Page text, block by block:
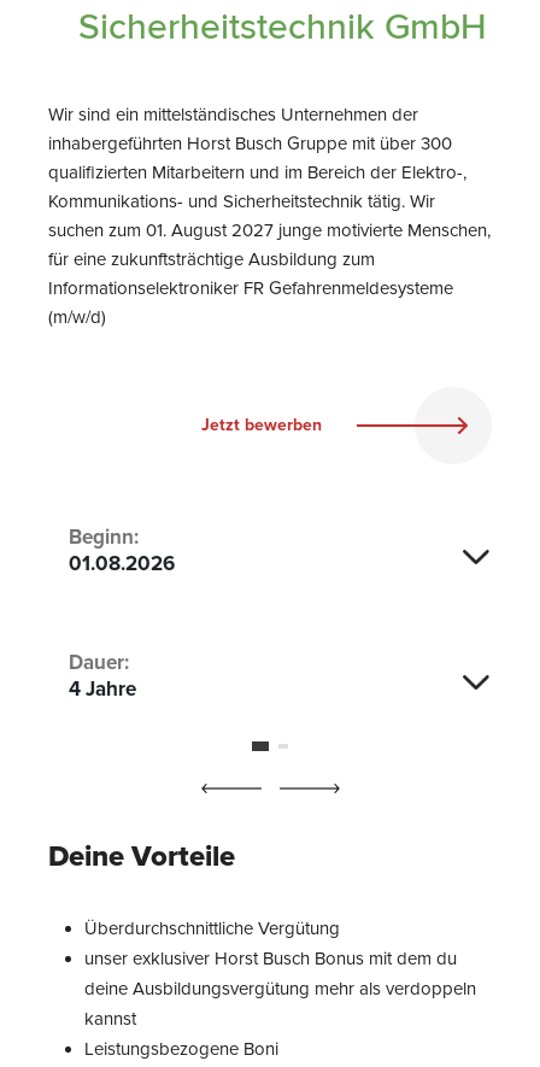
Sicherheitstechnik GmbH
Wir sind ein mittelständisches Unternehmen der
inhabergeführten Horst Busch Gruppe mit über 300
qualifizierten Mitarbeitern und im Bereich der Elektro-,
Kommunikations- und Sicherheitstechnik tätig. Wir
suchen zum 01. August 2027 junge motivierte Menschen,
für eine zukunftsträchtige Ausbildung zum
Informationselektroniker FR Gefahrenmeldesysteme
(m/w/d)
Jetzt bewerben
Beginn:
01.08.2026
Dauer:
4 Jahre
Deine Vorteile
Überdurchschnittliche Vergütung
unser exklusiver Horst Busch Bonus mit dem du
deine Ausbildungsvergütung mehr als verdoppeln
kannst
Leistungsbezogene Boni